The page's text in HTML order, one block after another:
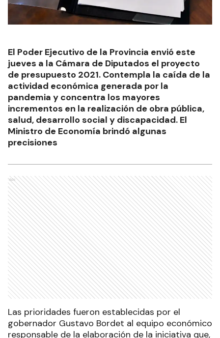
El Poder Ejecutivo de la Provincia envió este
jueves a la Cámara de Diputados el proyecto
de presupuesto 2021. Contempla la caída de la
actividad económica generada por la
pandemia y concentra los mayores
incrementos en la realización de obra pública,
salud, desarrollo social y discapacidad. El
Ministro de Economía brindó algunas
precisiones
Ads
Las prioridades fueron establecidas por el
gobernador Gustavo Bordet al equipo económico
responsable de la elaboración de la iniciativa que,